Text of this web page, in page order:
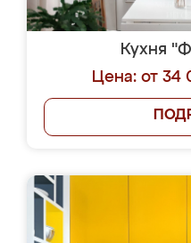
Кухня
Цена: от 34